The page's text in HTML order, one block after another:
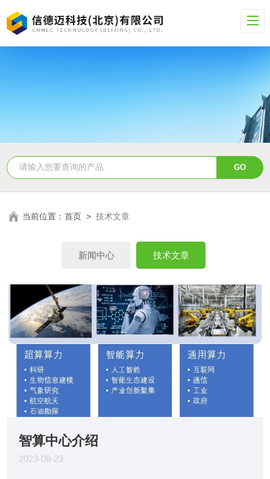
当前位置：首页 >技术文章
新闻中心 技术文章
智算中心介绍
2023-08-23